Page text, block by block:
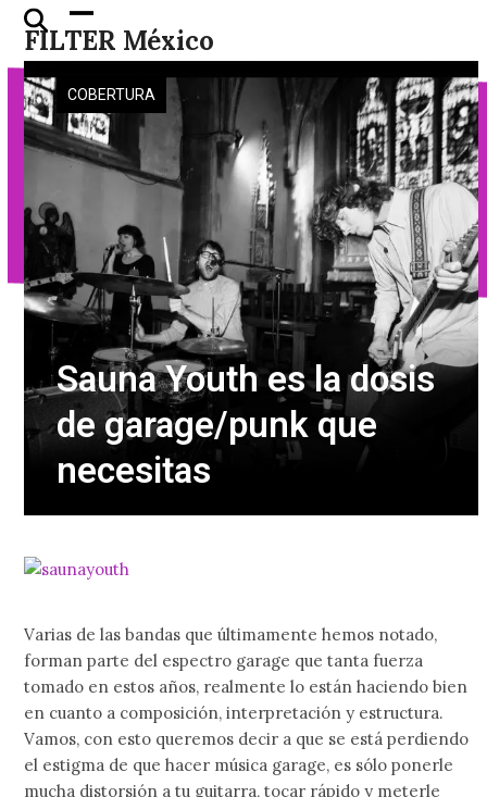
Skip
content
FILTER México
Open
mobile
menu
Close
mobile
menu
COBERTURA
Sauna Youth es la dosis
de garage/punk que
necesitas
Varias de las bandas que últimamente hemos notado,
forman parte del espectro garage que tanta fuerza
tomado en estos años, realmente lo están haciendo bien
en cuanto a composición, interpretación y estructura.
Vamos, con esto queremos decir a que se está perdiendo
el estigma de que hacer música garage, es sólo ponerle
mucha distorsión a tu guitarra, tocar rápido y meterle